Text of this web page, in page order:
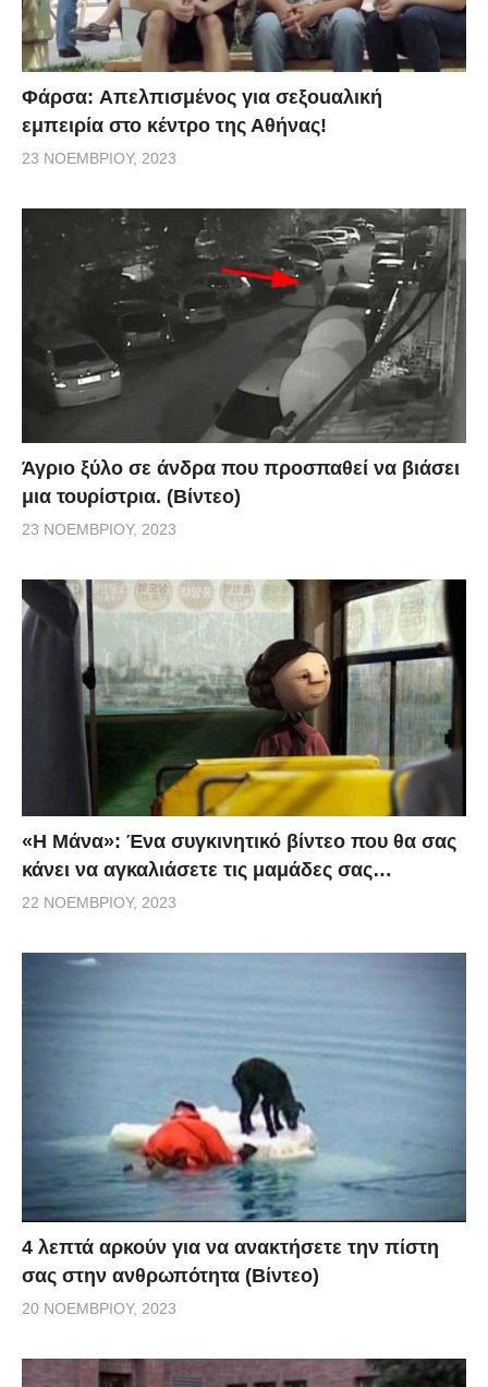
Φάρσα: Aπελπισμένος για σεξοuαλική
εμπειρία στο κέντρο της Αθήνας!
23 ΝΟΕΜΒΡΊΟΥ, 2023
Άγριο ξύλο σε άνδρα που προσπαθεί να βιάσει
μια τουρίστρια. (Βίντεο)
23 ΝΟΕΜΒΡΊΟΥ, 2023
«H Μάνα»: Ένα συγκινητικό βίντεο που θα σας
κάνει να αγκαλιάσετε τις μαμάδες σας…
22 ΝΟΕΜΒΡΊΟΥ, 2023
4 λεπτά αρκούν για να ανακτήσετε την πίστη
σας στην ανθρωπότητα (Βίντεο)
20 ΝΟΕΜΒΡΊΟΥ, 2023